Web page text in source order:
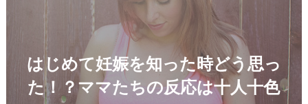
はじめて妊娠を知った時どう思っ
た！？ママたちの反応は十人十色